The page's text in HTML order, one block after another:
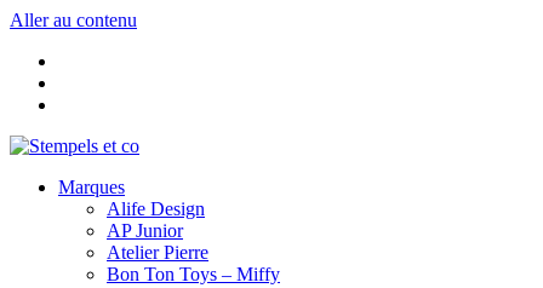
Aller au contenu
Marques
Alife Design
AP Junior
Atelier Pierre
Bon Ton Toys – Miffy